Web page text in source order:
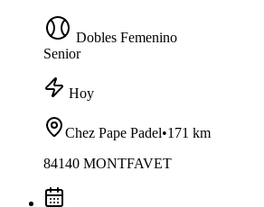
Dobles Femenino
Senior
Hoy
Chez Pape Padel•171 km
84140 MONTFAVET